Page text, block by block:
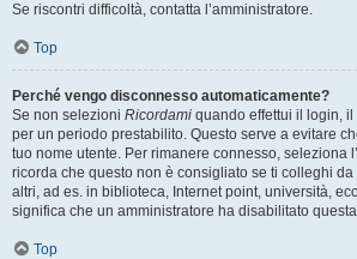
Se riscontri difficoltà, contatta l’amministratore.
Top
Perché vengo disconnesso automaticamente?
Se non selezioni Ricordami quando effettui il login,
per un periodo prestabilito. Questo serve a evitare
tuo nome utente. Per rimanere connesso, seleziona
ricorda che questo non è consigliato se ti colleghi
altri, ad es. in biblioteca, Internet point, università,
significa che un amministratore ha disabilitato
Top